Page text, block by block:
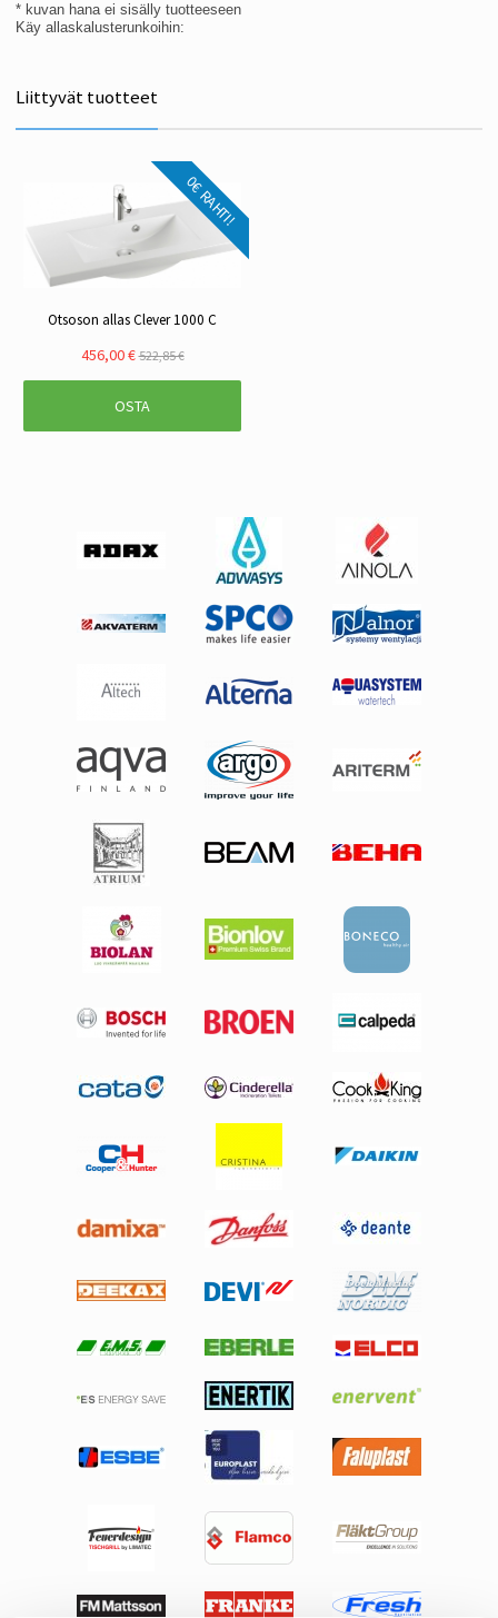
* kuvan hana ei sisälly tuotteeseen
Käy allaskalusterunkoihin:
Liittyvät tuotteet
0€ RAHTI!
Otsoson allas Clever 1000 C
456,00 € 522,85 €
OSTA